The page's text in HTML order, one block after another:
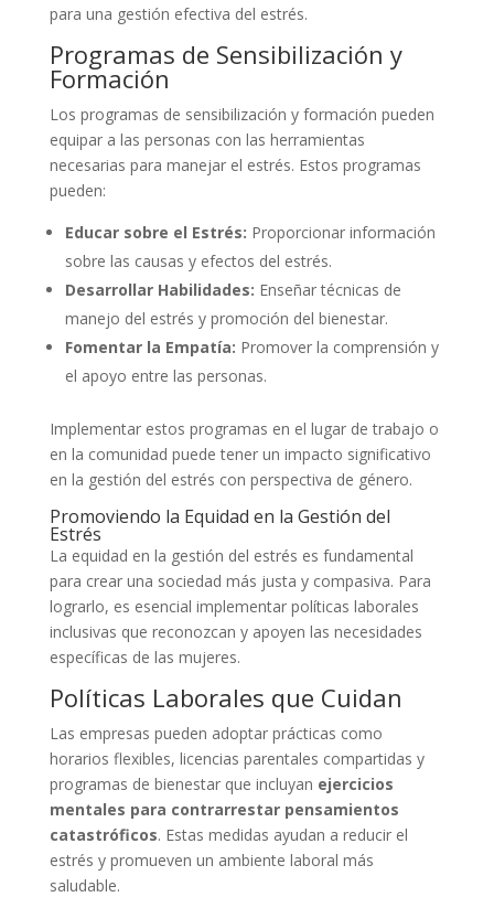
para una gestión efectiva del estrés.
Programas de Sensibilización y
Formación
Los programas de sensibilización y formación pueden
equipar a las personas con las herramientas
necesarias para manejar el estrés. Estos programas
pueden:
Educar sobre el Estrés: Proporcionar información
sobre las causas y efectos del estrés.
Desarrollar Habilidades: Enseñar técnicas de
manejo del estrés y promoción del bienestar.
Fomentar la Empatía: Promover la comprensión y
el apoyo entre las personas.
Implementar estos programas en el lugar de trabajo o
en la comunidad puede tener un impacto significativo
en la gestión del estrés con perspectiva de género.
Promoviendo la Equidad en la Gestión del
Estrés
La equidad en la gestión del estrés es fundamental
para crear una sociedad más justa y compasiva. Para
lograrlo, es esencial implementar políticas laborales
inclusivas que reconozcan y apoyen las necesidades
específicas de las mujeres.
Políticas Laborales que Cuidan
Las empresas pueden adoptar prácticas como
horarios flexibles, licencias parentales compartidas y
programas de bienestar que incluyan ejercicios
mentales para contrarrestar pensamientos
catastróficos. Estas medidas ayudan a reducir el
estrés y promueven un ambiente laboral más
saludable.